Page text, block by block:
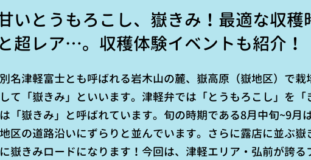
いとうもろこし、嶽きみ！最適な収穫
超レア…。収穫体験イベントも紹介！
名津軽富士とも呼ばれる岩木山の麓、嶽高原（嶽地区）で栽
て「嶽きみ」といいます。津軽弁では「とうもろこし」を「
「嶽きみ」と呼ばれています。旬の時期である8月中旬~9月
区の道路沿いにずらりと並んでいます。さらに露店に並ぶ嶽
嶽きみロードになります！今回は、津軽エリア・弘前が誇る